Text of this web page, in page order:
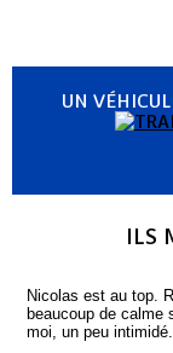
UN
ILS
Nicolas est au top.
beaucoup de calme
moi, un peu